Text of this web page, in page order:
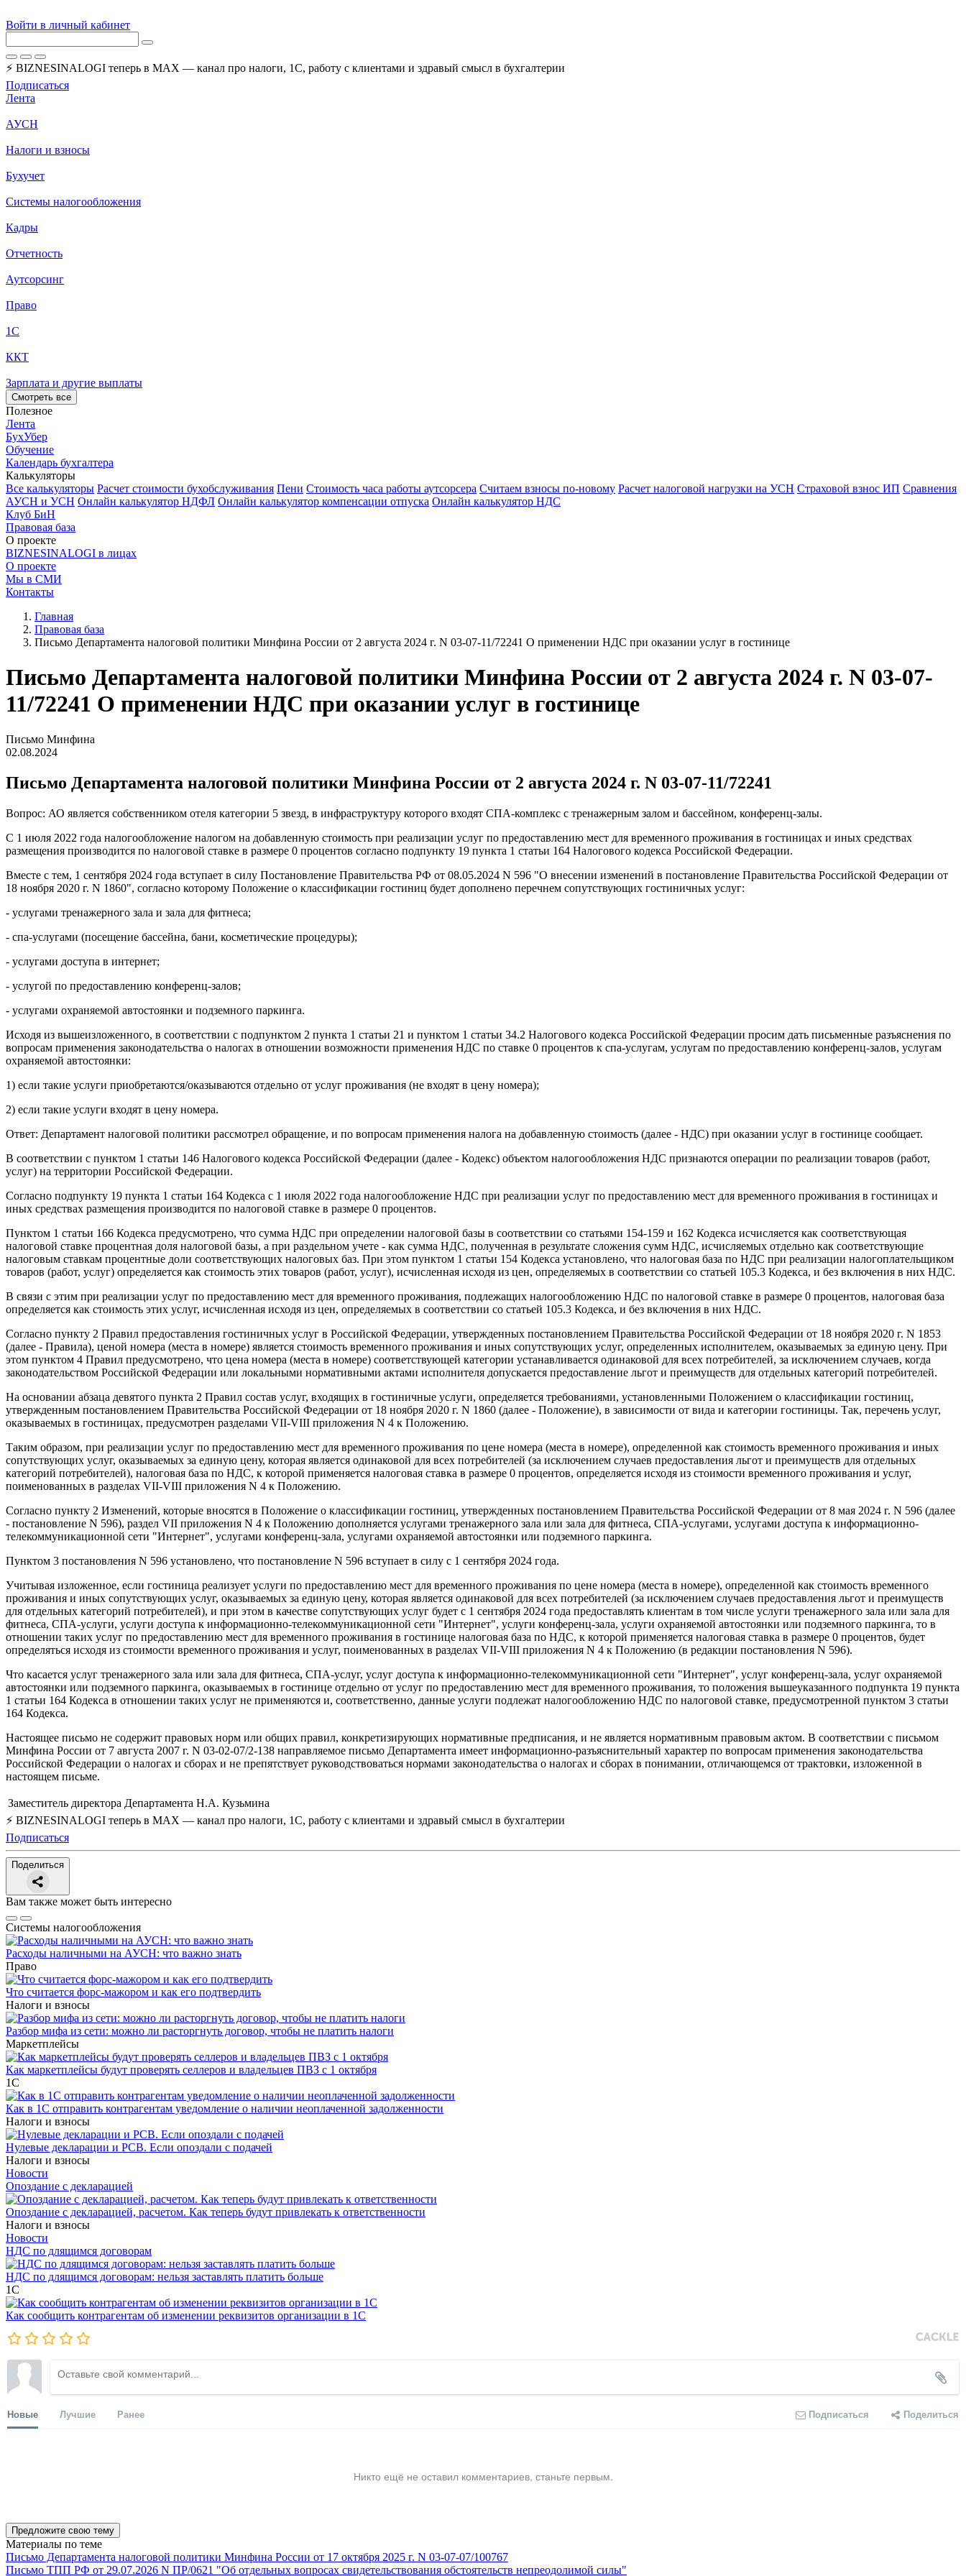
Войти в личный кабинет
⚡ BIZNESINALOGI теперь в MAX — канал про налоги, 1С, работу с клиентами и здравый смысл в бухгалтерии
Подписаться
Лента
АУСН
Налоги и взносы
Бухучет
Системы налогообложения
Кадры
Отчетность
Аутсорсинг
Право
1С
ККТ
Зарплата и другие выплаты
Смотреть все
Полезное
Лента
БухУбер
Обучение
Календарь бухгалтера
Калькуляторы
Все калькуляторы Расчет стоимости бухобслуживания Пени Стоимость часа работы аутсорсера Считаем взносы по-новому Расчет налоговой нагрузки на УСН Страховой взнос ИП Сравнения
АУСН и УСН Онлайн калькулятор НДФЛ Онлайн калькулятор компенсации отпуска Онлайн калькулятор НДС
Клуб БиН
Правовая база
О проекте
BIZNESINALOGI в лицах
О проекте
Мы в СМИ
Контакты
Главная
Правовая база
Письмо Департамента налоговой политики Минфина России от 2 августа 2024 г. N 03-07-11/72241 О применении НДС при оказании услуг в гостинице
Письмо Департамента налоговой политики Минфина России от 2 августа 2024 г. N 03-07-
11/72241 О применении НДС при оказании услуг в гостинице
Письмо Минфина
02.08.2024
Письмо Департамента налоговой политики Минфина России от 2 августа 2024 г. N 03-07-11/72241
Вопрос: АО является собственником отеля категории 5 звезд, в инфраструктуру которого входят СПА-комплекс с тренажерным залом и бассейном, конференц-залы.
С 1 июля 2022 года налогообложение налогом на добавленную стоимость при реализации услуг по предоставлению мест для временного проживания в гостиницах и иных средствах
размещения производится по налоговой ставке в размере 0 процентов согласно подпункту 19 пункта 1 статьи 164 Налогового кодекса Российской Федерации.
Вместе с тем, 1 сентября 2024 года вступает в силу Постановление Правительства РФ от 08.05.2024 N 596 "О внесении изменений в постановление Правительства Российской Федерации от
18 ноября 2020 г. N 1860", согласно которому Положение о классификации гостиниц будет дополнено перечнем сопутствующих гостиничных услуг:
- услугами тренажерного зала и зала для фитнеса;
- спа-услугами (посещение бассейна, бани, косметические процедуры);
- услугами доступа в интернет;
- услугой по предоставлению конференц-залов;
- услугами охраняемой автостоянки и подземного паркинга.
Исходя из вышеизложенного, в соответствии с подпунктом 2 пункта 1 статьи 21 и пунктом 1 статьи 34.2 Налогового кодекса Российской Федерации просим дать письменные разъяснения по
вопросам применения законодательства о налогах в отношении возможности применения НДС по ставке 0 процентов к спа-услугам, услугам по предоставлению конференц-залов, услугам
охраняемой автостоянки:
1) если такие услуги приобретаются/оказываются отдельно от услуг проживания (не входят в цену номера);
2) если такие услуги входят в цену номера.
Ответ: Департамент налоговой политики рассмотрел обращение, и по вопросам применения налога на добавленную стоимость (далее - НДС) при оказании услуг в гостинице сообщает.
В соответствии с пунктом 1 статьи 146 Налогового кодекса Российской Федерации (далее - Кодекс) объектом налогообложения НДС признаются операции по реализации товаров (работ,
услуг) на территории Российской Федерации.
Согласно подпункту 19 пункта 1 статьи 164 Кодекса с 1 июля 2022 года налогообложение НДС при реализации услуг по предоставлению мест для временного проживания в гостиницах и
иных средствах размещения производится по налоговой ставке в размере 0 процентов.
Пунктом 1 статьи 166 Кодекса предусмотрено, что сумма НДС при определении налоговой базы в соответствии со статьями 154-159 и 162 Кодекса исчисляется как соответствующая
налоговой ставке процентная доля налоговой базы, а при раздельном учете - как сумма НДС, полученная в результате сложения сумм НДС, исчисляемых отдельно как соответствующие
налоговым ставкам процентные доли соответствующих налоговых баз. При этом пунктом 1 статьи 154 Кодекса установлено, что налоговая база по НДС при реализации налогоплательщиком
товаров (работ, услуг) определяется как стоимость этих товаров (работ, услуг), исчисленная исходя из цен, определяемых в соответствии со статьей 105.3 Кодекса, и без включения в них НДС.
В связи с этим при реализации услуг по предоставлению мест для временного проживания, подлежащих налогообложению НДС по налоговой ставке в размере 0 процентов, налоговая база
определяется как стоимость этих услуг, исчисленная исходя из цен, определяемых в соответствии со статьей 105.3 Кодекса, и без включения в них НДС.
Согласно пункту 2 Правил предоставления гостиничных услуг в Российской Федерации, утвержденных постановлением Правительства Российской Федерации от 18 ноября 2020 г. N 1853
(далее - Правила), ценой номера (места в номере) является стоимость временного проживания и иных сопутствующих услуг, определенных исполнителем, оказываемых за единую цену. При
этом пунктом 4 Правил предусмотрено, что цена номера (места в номере) соответствующей категории устанавливается одинаковой для всех потребителей, за исключением случаев, когда
законодательством Российской Федерации или локальными нормативными актами исполнителя допускается предоставление льгот и преимуществ для отдельных категорий потребителей.
На основании абзаца девятого пункта 2 Правил состав услуг, входящих в гостиничные услуги, определяется требованиями, установленными Положением о классификации гостиниц,
утвержденным постановлением Правительства Российской Федерации от 18 ноября 2020 г. N 1860 (далее - Положение), в зависимости от вида и категории гостиницы. Так, перечень услуг,
оказываемых в гостиницах, предусмотрен разделами VII-VIII приложения N 4 к Положению.
Таким образом, при реализации услуг по предоставлению мест для временного проживания по цене номера (места в номере), определенной как стоимость временного проживания и иных
сопутствующих услуг, оказываемых за единую цену, которая является одинаковой для всех потребителей (за исключением случаев предоставления льгот и преимуществ для отдельных
категорий потребителей), налоговая база по НДС, к которой применяется налоговая ставка в размере 0 процентов, определяется исходя из стоимости временного проживания и услуг,
поименованных в разделах VII-VIII приложения N 4 к Положению.
Согласно пункту 2 Изменений, которые вносятся в Положение о классификации гостиниц, утвержденных постановлением Правительства Российской Федерации от 8 мая 2024 г. N 596 (далее
- постановление N 596), раздел VII приложения N 4 к Положению дополняется услугами тренажерного зала или зала для фитнеса, СПА-услугами, услугами доступа к информационно-
телекоммуникационной сети "Интернет", услугами конференц-зала, услугами охраняемой автостоянки или подземного паркинга.
Пунктом 3 постановления N 596 установлено, что постановление N 596 вступает в силу с 1 сентября 2024 года.
Учитывая изложенное, если гостиница реализует услуги по предоставлению мест для временного проживания по цене номера (места в номере), определенной как стоимость временного
проживания и иных сопутствующих услуг, оказываемых за единую цену, которая является одинаковой для всех потребителей (за исключением случаев предоставления льгот и преимуществ
для отдельных категорий потребителей), и при этом в качестве сопутствующих услуг будет с 1 сентября 2024 года предоставлять клиентам в том числе услуги тренажерного зала или зала для
фитнеса, СПА-услуги, услуги доступа к информационно-телекоммуникационной сети "Интернет", услуги конференц-зала, услуги охраняемой автостоянки или подземного паркинга, то в
отношении таких услуг по предоставлению мест для временного проживания в гостинице налоговая база по НДС, к которой применяется налоговая ставка в размере 0 процентов, будет
определяться исходя из стоимости временного проживания и услуг, поименованных в разделах VII-VIII приложения N 4 к Положению (в редакции постановления N 596).
Что касается услуг тренажерного зала или зала для фитнеса, СПА-услуг, услуг доступа к информационно-телекоммуникационной сети "Интернет", услуг конференц-зала, услуг охраняемой
автостоянки или подземного паркинга, оказываемых в гостинице отдельно от услуг по предоставлению мест для временного проживания, то положения вышеуказанного подпункта 19 пункта
1 статьи 164 Кодекса в отношении таких услуг не применяются и, соответственно, данные услуги подлежат налогообложению НДС по налоговой ставке, предусмотренной пунктом 3 статьи
164 Кодекса.
Настоящее письмо не содержит правовых норм или общих правил, конкретизирующих нормативные предписания, и не является нормативным правовым актом. В соответствии с письмом
Минфина России от 7 августа 2007 г. N 03-02-07/2-138 направляемое письмо Департамента имеет информационно-разъяснительный характер по вопросам применения законодательства
Российской Федерации о налогах и сборах и не препятствует руководствоваться нормами законодательства о налогах и сборах в понимании, отличающемся от трактовки, изложенной в
настоящем письме.
Заместитель директора Департамента Н.А. Кузьмина
⚡ BIZNESINALOGI теперь в MAX — канал про налоги, 1С, работу с клиентами и здравый смысл в бухгалтерии
Подписаться
Поделиться
Вам также может быть интересно
Системы налогообложения
Расходы наличными на АУСН: что важно знать
Право
Что считается форс-мажором и как его подтвердить
Налоги и взносы
Разбор мифа из сети: можно ли расторгнуть договор, чтобы не платить налоги
Маркетплейсы
Как маркетплейсы будут проверять селлеров и владельцев ПВЗ с 1 октября
1С
Как в 1С отправить контрагентам уведомление о наличии неоплаченной задолженности
Налоги и взносы
Нулевые декларации и РСВ. Если опоздали с подачей
Налоги и взносы
Новости
Опоздание с декларацией
Опоздание с декларацией, расчетом. Как теперь будут привлекать к ответственности
Налоги и взносы
Новости
НДС по длящимся договорам
НДС по длящимся договорам: нельзя заставлять платить больше
1С
Как сообщить контрагентам об изменении реквизитов организации в 1C
Новые Лучшие Ранее Подписаться Поделиться
Никто ещё не оставил комментариев, станьте первым.
Предложите свою тему
Материалы по теме
Письмо Департамента налоговой политики Минфина России от 17 октября 2025 г. N 03-07-07/100767
Письмо ТПП РФ от 29.07.2026 N ПР/0621 "Об отдельных вопросах свидетельствования обстоятельств непреодолимой силы"